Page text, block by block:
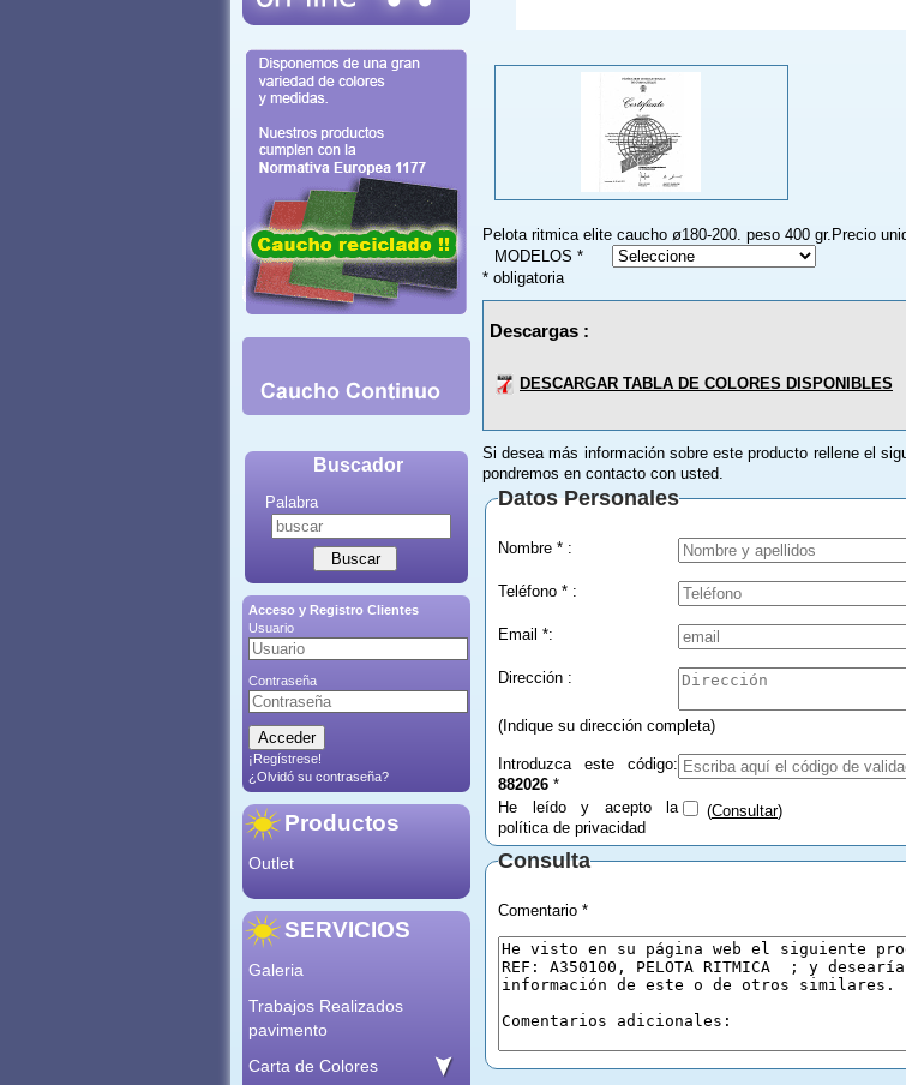
Buscador
Palabra
Acceso y Registro Clientes
Usuario
Contraseña
¡Regístrese!
¿Olvidó su contraseña?
Productos
Outlet
SERVICIOS
Galeria
Trabajos Realizados
pavimento
Carta de Colores
Pelota ritmica elite caucho ø180-200. peso 400 gr.Precio
MODELOS *
* obligatoria
Descargas :
DESCARGAR TABLA DE COLORES DISPONIBLES
Si desea más información sobre este producto rellene el
pondremos en contacto con usted.
Datos Personales
Nombre * :
Teléfono * :
Email *:
Dirección :
(Indique su dirección completa)
Introduzca este código:
882026 *
He leído y acepto la
política de privacidad
(Consultar)
Consulta
Comentario *